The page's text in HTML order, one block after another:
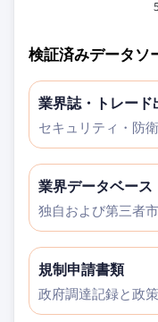
検証済みデータソ
業界誌・トレード
セキュリティ・防
業界データベース
独自および第三者
規制申請書類
政府調達記録と政